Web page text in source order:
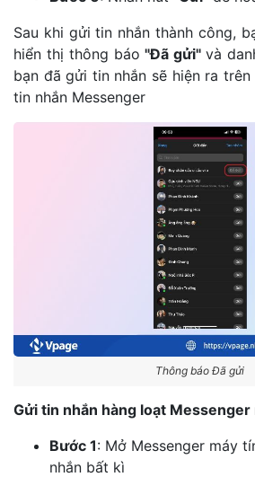
Sau khi gửi tin nhắn thành công,
hiển thị thông báo "Đã gửi"và
bạn đã gửi tin nhắn sẽ hiện ra
tin nhắn Messenger
Thông báo Đã gửi
Gửi tin nhắn hàng loạt Messenger
Bước 1: Mở Messenger máy
nhắn bất kì